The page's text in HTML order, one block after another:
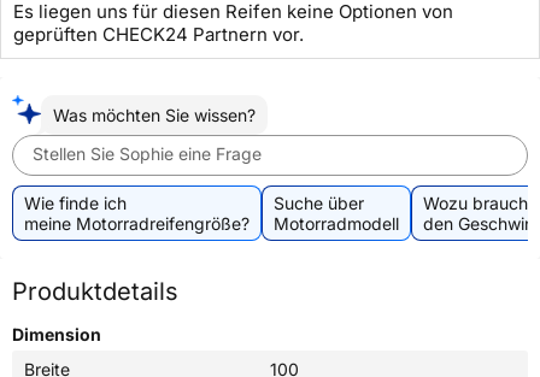
Es liegen uns für diesen Reifen keine Optionen von
geprüften CHECK24 Partnern vor.
Was möchten Sie wissen?
Stellen Sie Sophie eine Frage
Wie finde ich
meine Motorradreifengröße?
Suche über
Motorradmodell
Wozu
den
Produktdetails
Dimension
Breite
100